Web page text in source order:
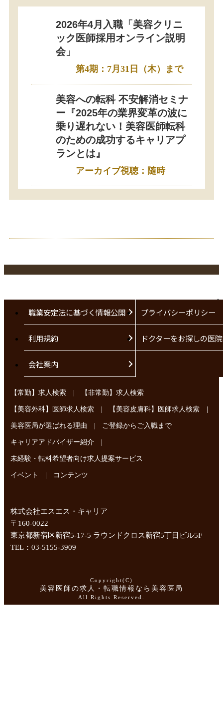
2026年4月入職「美容クリニ
ック医師採用オンライン説明
会」
第4期：7月31日（木）まで
美容への転科 不安解消セミナ
ー『2025年の業界変革の波に
乗り遅れない！美容医師転科
のための成功するキャリアプ
ランとは』
アーカイブ視聴：随時
職業安定法に基づく情報公開 プライバシーポリシー
利用規約 ドクターをお探しの医
会社案内
【常勤】求人検索 | 【非常勤】求人検索
【美容外科】医師求人検索 | 【美容皮膚科】医師求人検索 |
美容医局が選ばれる理由 | ご登録からご入職まで
キャリアアドバイザー紹介 |
未経験・転科希望者向け求人提案サービス
イベント | コンテンツ
株式会社エスエス・キャリア
〒160-0022
東京都新宿区新宿5-17-5 ラウンドクロス新宿5丁目ビル5F
TEL：03-5155-3909
Copyright(C)
美容医師の求人・転職情報なら美容医局
All Rights Reserved.